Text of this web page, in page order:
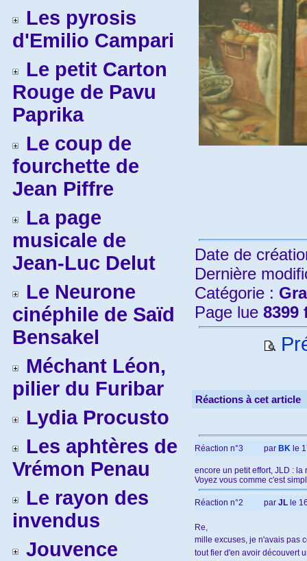
Les pyrosis
d'Emilio Campari
Le petit Carton
Rouge de Pavu
Paprika
Le coup de
fourchette de
Jean Piffre
La page
musicale de
Jean-Luc Delut
Le Neurone
cinéphile de Saïd
Bensakel
Méchant Léon,
pilier du Furibar
Lydia Procusto
Les aphtères de
Vrémon Penau
Le rayon des
invendus
Jouvence
Date de
Dernière
Catégorie :
Page lue 8399
Réactions à cet article
Réaction n°3 par BK le
encore un petit effort, JLD :
Voyez vous comme c'est
Réaction n°2 par JL le
Re,
mille excuses, je n'avais pas
tout fier d'en avoir découvert